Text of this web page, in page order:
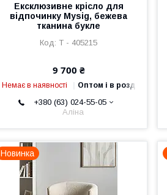
Ексклюзивне крісло для
відпочинку Mysig, бежева
тканина букле
Т - 405215
9 700 ₴
Немає в наявності Оптом і в роздріб
+380 (63) 024-55-05
Аліна
Новинка